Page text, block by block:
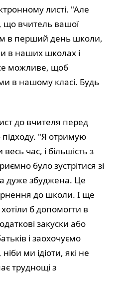
листі. "Але
що вчитель вашої
в перший день школи,
в наших школах і
можливе, щоб
в нашому класі. Будь
до вчителя перед
"Я отримую
час, і більшість з
було зустрітися зі
дуже збуджена. Це
до школи. І ще
б допомогти в
закуски або
і заохочуємо
ми ідіоти, які не
труднощі з